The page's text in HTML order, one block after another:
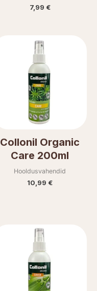
7,99 €
Collonil Organic
Care 200ml
Hooldusvahendid
10,99 €